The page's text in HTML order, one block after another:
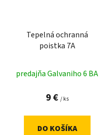
Tepelná ochranná
poistka 7A
predajňa Galvaniho 6 BA
9 € / ks
DO KOŠÍKA